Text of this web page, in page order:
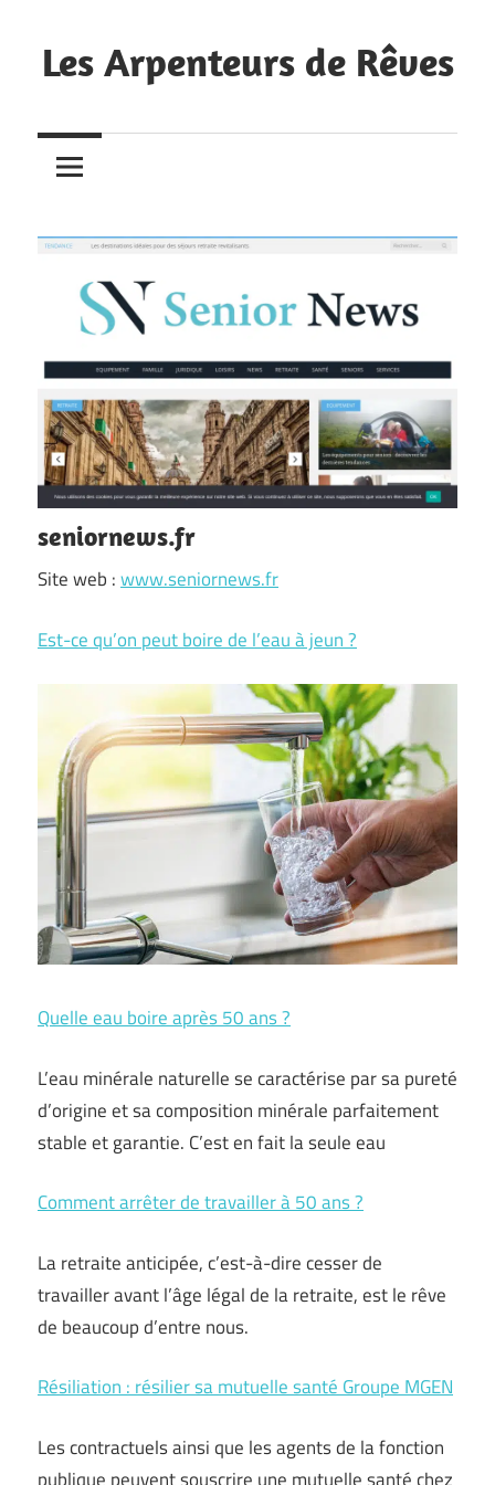
to
content
Les Arpenteurs de Rêves
avons
récemment
seniornews.fr
Site web :www.seniornews.fr
Est-ce qu’on peut boire de l’eau à jeun ?
Quelle eau boire après 50 ans ?
L’eau minérale naturelle se caractérise par sa pureté
d’origine et sa composition minérale parfaitement
stable et garantie. C’est en fait la seule eau
Comment arrêter de travailler à 50 ans ?
La retraite anticipée, c’est-à-dire cesser de
travailler avant l’âge légal de la retraite, est le rêve
de beaucoup d’entre nous.
Résiliation : résilier sa mutuelle santé Groupe MGEN
Les contractuels ainsi que les agents de la fonction
publique peuvent souscrire une mutuelle santé chez